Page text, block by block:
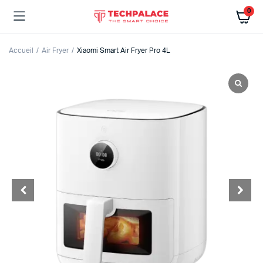
0
Accueil Air Fryer Xiaomi Smart Air Fryer Pro 4L